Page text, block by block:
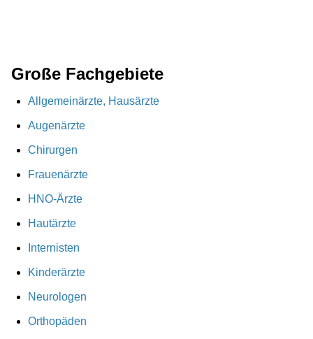
Große Fachgebiete
Allgemeinärzte, Hausärzte
Augenärzte
Chirurgen
Frauenärzte
HNO-Ärzte
Hautärzte
Internisten
Kinderärzte
Neurologen
Orthopäden